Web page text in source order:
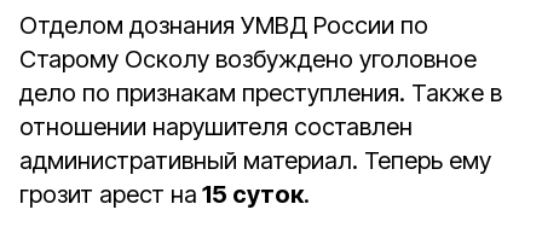
Отделом дознания УМВД России по
Старому Осколу возбуждено уголовное
дело по признакам преступления. Также в
отношении нарушителя составлен
административный материал. Теперь ему
грозит арест на 15 суток.